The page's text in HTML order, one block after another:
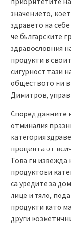
значението,
здравето на
че българските
здравословния
продукти в
сигурност тази
обществото ни в
Димитров,
Според данните
отминалия
категория
процента от
Това ги извежда
продуктови
са уредите за
лице и тяло,
продукти като
други